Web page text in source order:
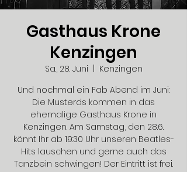
Gasthaus Krone
Kenzingen
Sa., 28. Juni
Kenzingen
Und nochmal ein Fab Abend im Juni:
Die Musterds kommen in das
ehemalige Gasthaus Krone in
Kenzingen. Am Samstag, den 28.6.
könnt Ihr ab 19:30 Uhr unseren Beatles-
Hits lauschen und gerne auch das
Tanzbein schwingen! Der Eintritt ist frei.